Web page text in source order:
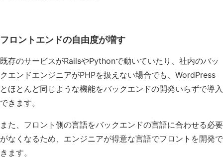
フロントエンドの自由度が増す
既存のサービスがRailsやPythonで動いていたり、社内のバッ
クエンドエンジニアがPHPを扱えない場合でも、WordPress
とほとんど同じような機能をバックエンドの開発いらずで導入
できます。
また、フロント側の言語をバックエンドの言語に合わせる必要
がなくなるため、エンジニアが得意な言語でフロントを開発で
きます。